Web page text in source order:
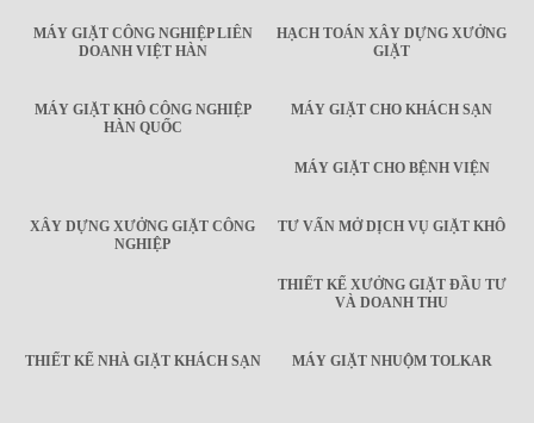
MÁY GIẶT CÔNG NGHIỆP LIÊN
DOANH VIỆT HÀN
HẠCH TOÁN XÂY DỰNG XƯỞNG
GIẶT
MÁY GIẶT KHÔ CÔNG NGHIỆP
HÀN QUỐC
MÁY GIẶT CHO KHÁCH SẠN
MÁY GIẶT CHO BỆNH VIỆN
XÂY DỰNG XƯỞNG GIẶT CÔNG
NGHIỆP
TƯ VẤN MỞ DỊCH VỤ GIẶT KHÔ
THIẾT KẾ XƯỞNG GIẶT ĐẦU TƯ
VÀ DOANH THU
THIẾT KẾ NHÀ GIẶT KHÁCH SẠN MÁY GIẶT NHUỘM TOLKAR